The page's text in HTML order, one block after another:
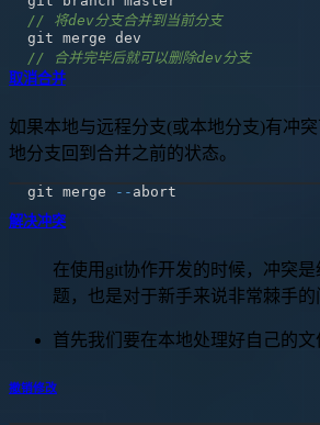
// 将dev分支合并到当前分支
// 合并完毕后就可以删除dev分支
取消合并
如果本地与远程分支(或本地分支)有冲
地分支回到合并之前的状态。
git merge --
解决冲突
在使用git协作开发的时候，冲突是
题，也是对于新手来说非常棘手的
首先我们要在本地处理好自己的文
撤销修改